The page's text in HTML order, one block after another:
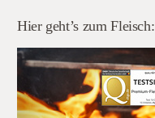
Hier geht’s zum Fleisch: